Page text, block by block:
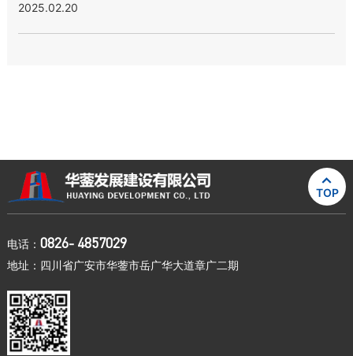
2025.02.20

TOP
电话： 0826- 4857029
地址：四川省广安市华蓥市岳广华大道章广二期